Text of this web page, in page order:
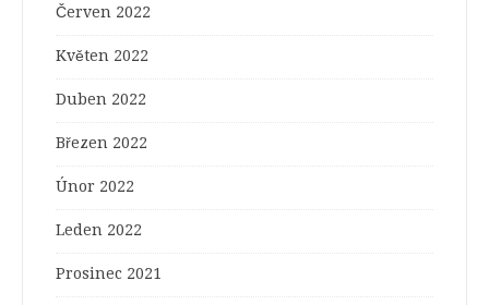
Červen 2022
Květen 2022
Duben 2022
Březen 2022
Únor 2022
Leden 2022
Prosinec 2021